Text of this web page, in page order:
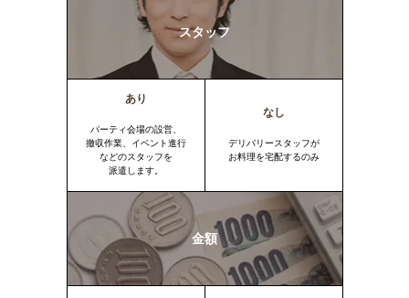
スタッフ
あり
パーティ会場の設営、
撤収作業、イベント進行
などのスタッフを
派遣します。
なし
デリバリースタッフが
お料理を宅配するのみ
金額